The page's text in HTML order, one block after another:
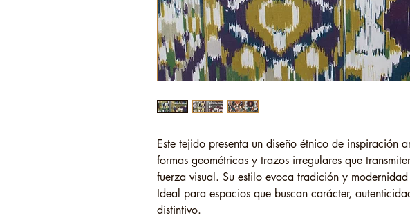
Este tejido presenta un diseño étnico de inspiración
formas geométricas y trazos irregulares que
fuerza visual. Su estilo evoca tradición y
Ideal para espacios que buscan carácter,
distintivo.